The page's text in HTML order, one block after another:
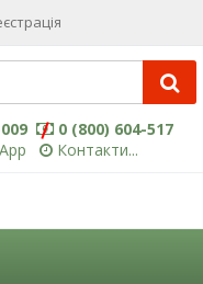
0 (800) 604-517
Контакти...